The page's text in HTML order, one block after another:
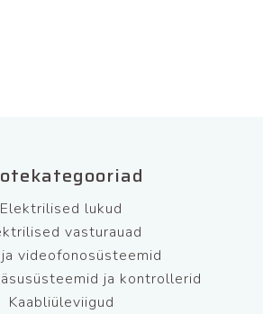
Elektrilised lukud
vasturauad
videofonosüsteemid
ja kontrollerid
Kaabliüleviigud